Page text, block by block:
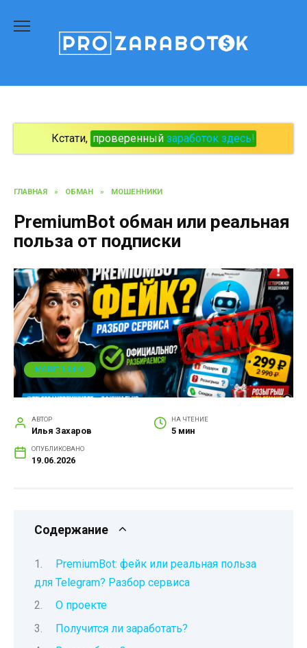
содержанию
Кстати, проверенный заработок здесь!
ГЛАВНАЯ » ОБМАН » МОШЕННИКИ
PremiumBot обман или реальная
польза от подписки
МОШЕННИКИ
АВТОР
Илья Захаров
НА ЧТЕНИЕ
5 мин
ОПУБЛИКОВАНО
19.06.2026
Содержание
PremiumBot: фейк или реальная польза
для Telegram? Разбор сервиса
О проекте
Получится ли заработать?